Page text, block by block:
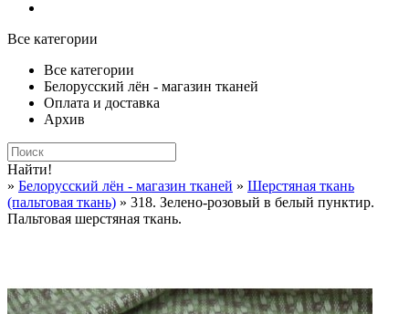
Все категории
Все категории
Белорусский лён - магазин тканей
Оплата и доставка
Архив
Найти!
» Белорусский лён - магазин тканей » Шерстяная ткань
(пальтовая ткань) » 318. Зелено-розовый в белый пунктир.
Пальтовая шерстяная ткань.